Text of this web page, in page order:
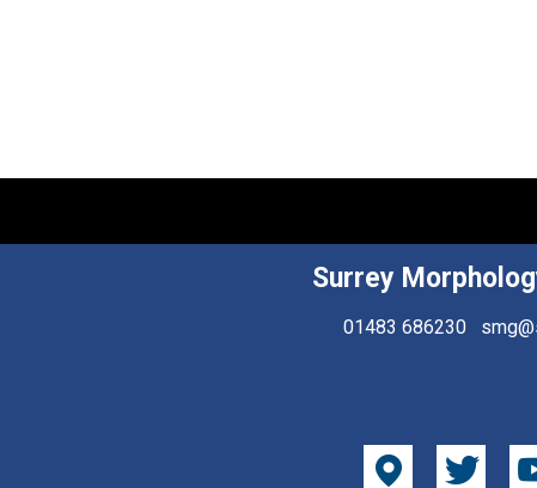
Surrey
01483 686230